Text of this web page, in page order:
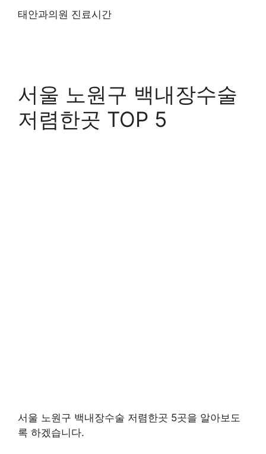
태안과의원 진료시간
서울 노원구 백내장수술
저렴한곳 TOP 5
서울 노원구 백내장수술 저렴한곳 5곳을 알아보도
록 하겠습니다.